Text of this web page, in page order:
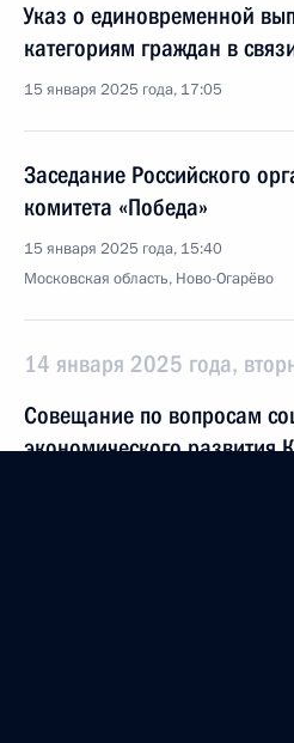
Указ о единовременной
категориям граждан в
15 января 2025 года, 17:05
Заседание Российского
комитета «Победа»
15 января 2025 года, 15:40
Московская область, Ново-Огарёво
14 января 2025 года,
Совещание по вопросам
экономического развития